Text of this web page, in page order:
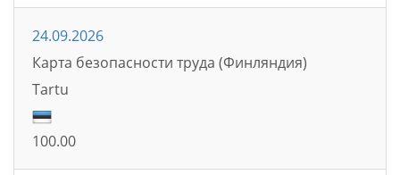
24.09.2026
Карта безопасности труда (Финляндия)
Tartu
100.00